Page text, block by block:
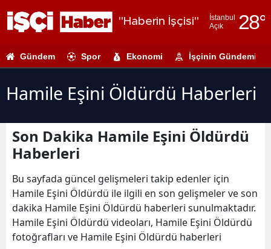
"Haberin İşçisi"
İstanbul
Açık
28°
Adıyaman
Amasya
Antalya
Artvin
Gündem Spor Ekonomi İşçinin Gündemi
Hamile Eşini Öldürdü Haberleri
Son Dakika Hamile Eşini Öldürdü
Haberleri
Bu sayfada güncel gelişmeleri takip edenler için
Hamile Eşini Öldürdü ile ilgili en son gelişmeler ve son
dakika Hamile Eşini Öldürdü haberleri sunulmaktadır.
Hamile Eşini Öldürdü videoları, Hamile Eşini Öldürdü
fotoğrafları ve Hamile Eşini Öldürdü haberleri